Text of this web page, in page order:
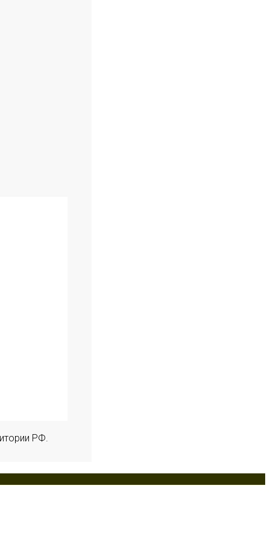
РФ.